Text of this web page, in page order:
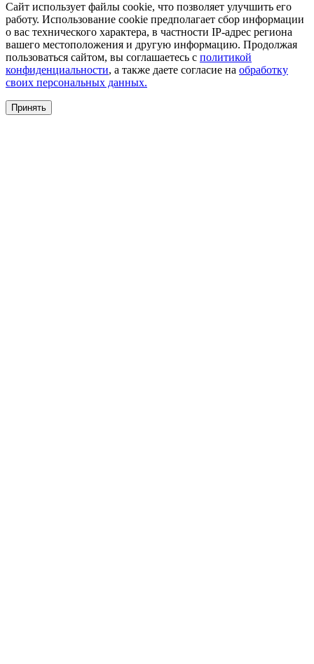
Сайт использует файлы cookie, что позволяет улучшить его
работу. Использование cookie предполагает сбор информации
о вас технического характера, в частности IP-адрес региона
вашего местоположения и другую информацию. Продолжая
пользоваться сайтом, вы соглашаетесь с политикой
конфиденциальности, а также даете согласие на обработку
своих персональных данных.
Принять